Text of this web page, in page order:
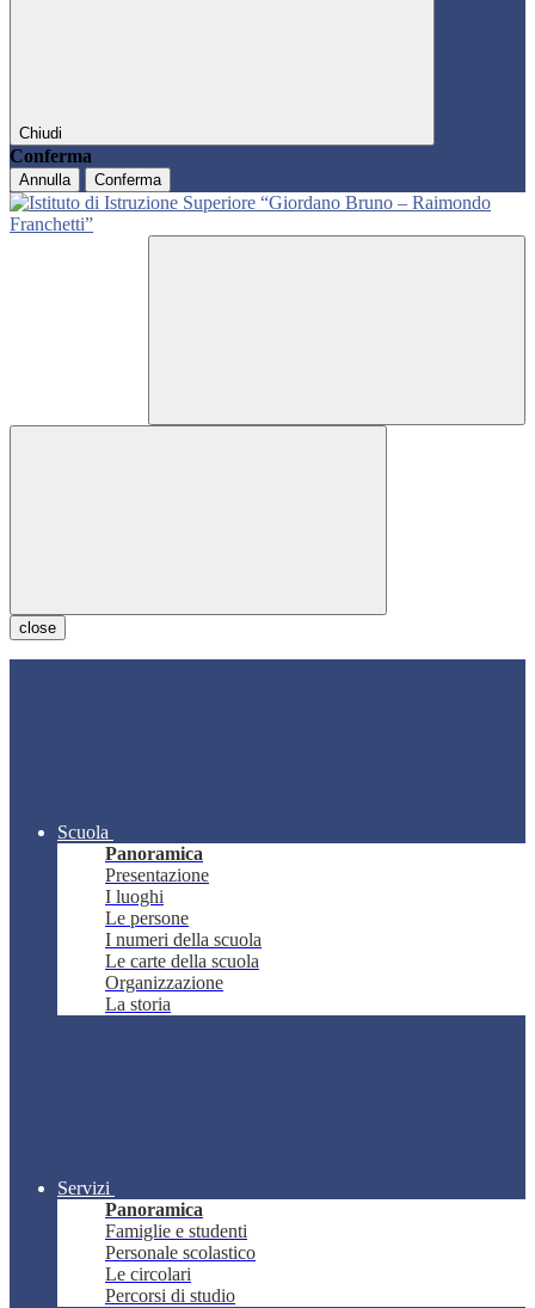
Chiudi
Conferma
Annulla Conferma
close
Scuola
Panoramica
Presentazione
I luoghi
Le persone
I numeri della scuola
Le carte della scuola
Organizzazione
La storia
Servizi
Panoramica
Famiglie e studenti
Personale scolastico
Le circolari
Percorsi di studio